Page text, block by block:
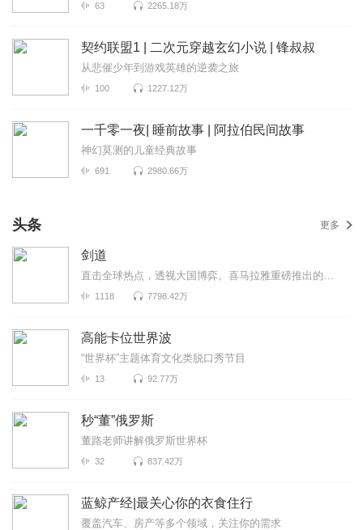
63 2265.18万
契约联盟1 | 二次元穿越玄幻小说 | 锋叔叔
从悲催少年到游戏英雄的逆袭之旅
100 1227.12万
一千零一夜| 睡前故事 | 阿拉伯民间故事
神幻莫测的儿童经典故事
691 2980.66万
头条 更多
剑道
直击全球热点，透视大国博弈。喜马拉雅重磅推出的国际热点时评节目，由《环球时报》执行副主编李剑主讲...
1118 7798.42万
高能卡位世界波
“世界杯”主题体育文化类脱口秀节目
13 92.77万
秒“董”俄罗斯
董路老师讲解俄罗斯世界杯
32 837.42万
蓝鲸产经|最关心你的衣食住行
覆盖汽车、房产等多个领域，关注你的需求